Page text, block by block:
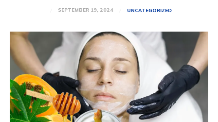
SEPTEMBER 19, 2024 UNCATEGORIZED